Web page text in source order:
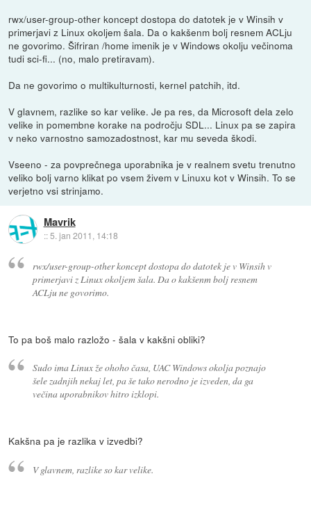
rwx/user-group-other koncept dostopa do datotek je v Winsih v
primerjavi z Linux okoljem šala. Da o kakšenm bolj resnem ACLju
ne govorimo. Šifriran /home imenik je v Windows okolju večinoma
tudi sci-fi... (no, malo pretiravam).
Da ne govorimo o multikulturnosti, kernel patchih, itd.
V glavnem, razlike so kar velike. Je pa res, da Microsoft dela zelo
velike in pomembne korake na področju SDL... Linux pa se zapira
v neko varnostno samozadostnost, kar mu seveda škodi.
Vseeno - za povprečnega uporabnika je v realnem svetu trenutno
veliko bolj varno klikat po vsem živem v Linuxu kot v Winsih. To se
verjetno vsi strinjamo.
Mavrik
::5. jan 2011, 14:18
rwx/user-group-other koncept dostopa do datotek je v Winsih v
primerjavi z Linux okoljem šala. Da o kakšenm bolj resnem
ACLju ne govorimo.
To pa boš malo razložo - šala v kakšni obliki?
Sudo ima Linux že ohoho časa, UAC Windows okolja poznajo
šele zadnjih nekaj let, pa še tako nerodno je izveden, da ga
večina uporabnikov hitro izklopi.
Kakšna pa je razlika v izvedbi?
V glavnem, razlike so kar velike.